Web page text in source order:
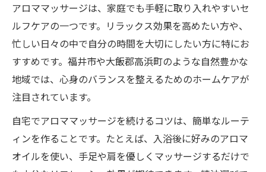
アロママッサージは、家庭でも手軽に取り入れやすいセ
ルフケアの一つです。リラックス効果を高めたい方や、
忙しい日々の中で自分の時間を大切にしたい方に特にお
すすめです。福井市や大飯郡高浜町のような自然豊かな
地域では、心身のバランスを整えるためのホームケアが
注目されています。
自宅でアロママッサージを続けるコツは、簡単なルーテ
ィンを作ることです。たとえば、入浴後に好みのアロマ
オイルを使い、手足や肩を優しくマッサージするだけで